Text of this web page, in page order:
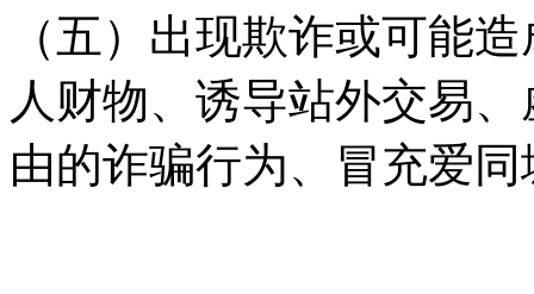
（五）出现欺诈或可能
人财物、诱导站外交易
由的诈骗行为、冒充爱